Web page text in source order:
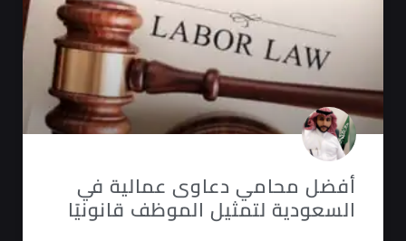
أفضل محامي دعاوى عمالية في
السعودية لتمثيل الموظف قانونيًا